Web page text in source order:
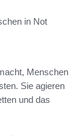
in Not
Menschen
Sie agieren
und das